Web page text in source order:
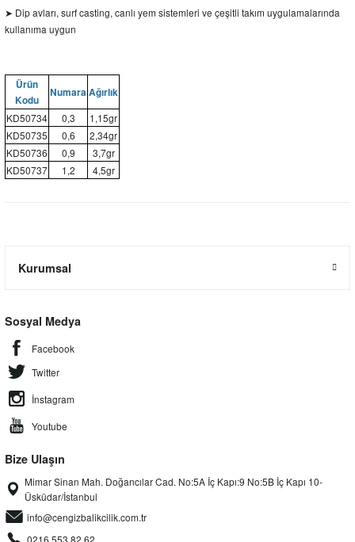
➤ Dip avları, surf casting, canlı yem sistemleri ve çeşitli takım uygulamalarında
kullanıma uygun
Ürün
Kodu
Numara Ağırlık
KD50734
0,3
1,15gr
KD50735
0,6
2,34gr
KD50736
0,9
3,7gr
KD50737
1,2 4,5gr
Kurumsal
Sosyal Medya
Facebook
Twitter
İnstagram
Youtube
Bize Ulaşın
Mimar Sinan Mah. Doğancılar Cad. No:5A İç Kapı:9 No:5B İç Kapı 10-
Üsküdar/İstanbul
info@cengizbalikcilik.com.tr
0216 553 82 62